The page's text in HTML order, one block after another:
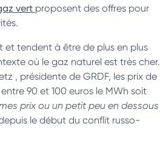
vert proposent des offres pour
et tendent à être de plus en plus
où le gaz naturel est très cher.
, présidente de GRDF, les prix de
90 et 100 euros le MWh soit
prix ou un petit peu en dessous
le début du conflit russo-